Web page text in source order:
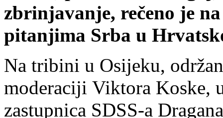
zbrinjavanje, rečeno je
pitanjima Srba u
Na tribini u Osijeku,
moderaciji Viktora Koske,
zastupnica SDSS-a